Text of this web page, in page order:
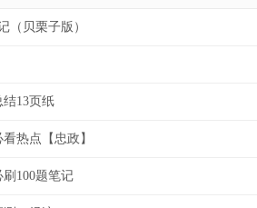
（贝栗子版）
13页纸
热点【忠政】
100题笔记